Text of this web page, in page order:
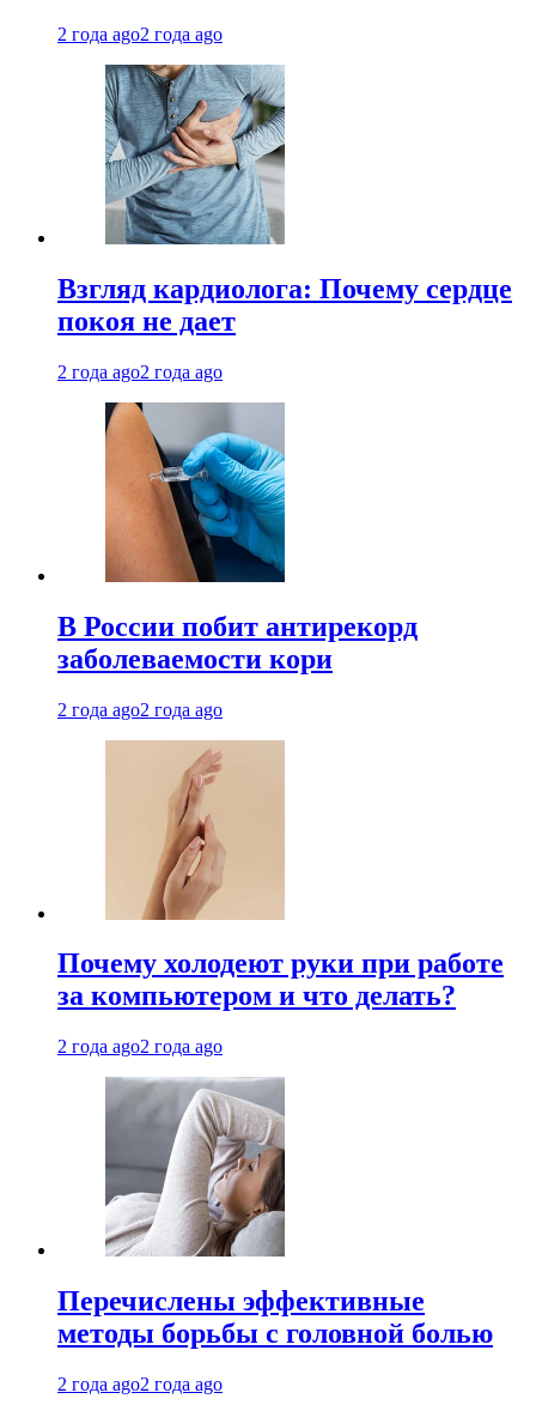
2 года ago2 года ago
Взгляд кардиолога: Почему сердце
покоя не дает
2 года ago2 года ago
В России побит антирекорд
заболеваемости кори
2 года ago2 года ago
Почему холодеют руки при работе
за компьютером и что делать?
2 года ago2 года ago
Перечислены эффективные
методы борьбы с головной болью
2 года ago2 года ago